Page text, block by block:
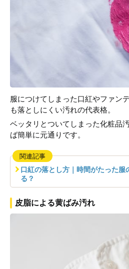
服につけてしまった口紅やファン
も落としにくい汚れの代表格。
ベッタリとついてしまった化粧品
ば簡単に元通りです。
関連記事
口紅の落とし方｜時間がたった服
る？
皮脂による黄ばみ汚れ